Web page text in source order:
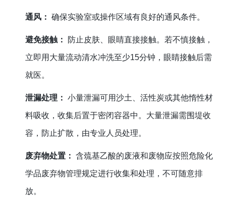
通风： 确保实验室或操作区域有良好的通风条件。
避免接触： 防止皮肤、眼睛直接接触。若不慎接触，
立即用大量流动清水冲洗至少15分钟，眼睛接触后需
就医。
泄漏处理： 小量泄漏可用沙土、活性炭或其他惰性材
料吸收，收集后置于密闭容器中。大量泄漏需围堤收
容，防止扩散，由专业人员处理。
废弃物处置： 含巯基乙酸的废液和废物应按照危险化
学品废弃物管理规定进行收集和处理，不可随意排
放。